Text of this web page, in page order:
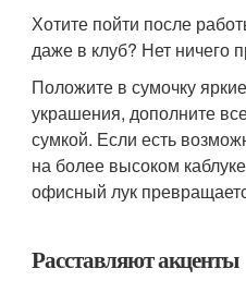
Хотите пойти после
даже в клуб? Нет ничего
Положите в сумочку
украшения, дополните
сумкой. Если есть
на более высоком
офисный лук
Расставляют акценты